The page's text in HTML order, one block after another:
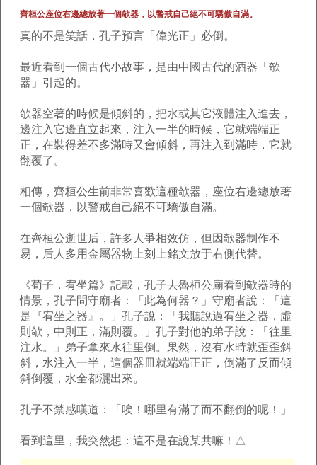
齊桓公座位右邊總放著一個欹器，以警戒自己絕不可驕傲自滿。
真的不是笑話，孔子預言「偉光正」必倒。
最近看到一個古代小故事，是由中國古代的酒器「欹
器」引起的。
欹器空著的時候是傾斜的，把水或其它液體注入進去，
邊注入它邊直立起來，注入一半的時候，它就端端正
正，在裝得差不多滿時又會傾斜，再注入到滿時，它就
翻覆了。
相傳，齊桓公生前非常喜歡這種欹器，座位右邊總放著
一個欹器，以警戒自己絕不可驕傲自滿。
在齊桓公逝世后，許多人爭相效仿，但因欹器制作不
易，后人多用金屬器物上刻上銘文放于右側代替。
《荀子．宥坐篇》記載，孔子去魯桓公廟看到欹器時的
情景，孔子問守廟者：「此為何器？」守廟者說：「這
是『宥坐之器』。」孔子說：「我聽說過宥坐之器，虛
則欹，中則正，滿則覆。」孔子對他的弟子說：「往里
注水。」弟子拿來水往里倒。果然，沒有水時就歪歪斜
斜，水注入一半，這個器皿就端端正正，倒滿了反而傾
斜倒覆，水全都灑出來。
孔子不禁感嘆道：「唉！哪里有滿了而不翻倒的呢！」
看到這里，我突然想：這不是在說某共嘛！△